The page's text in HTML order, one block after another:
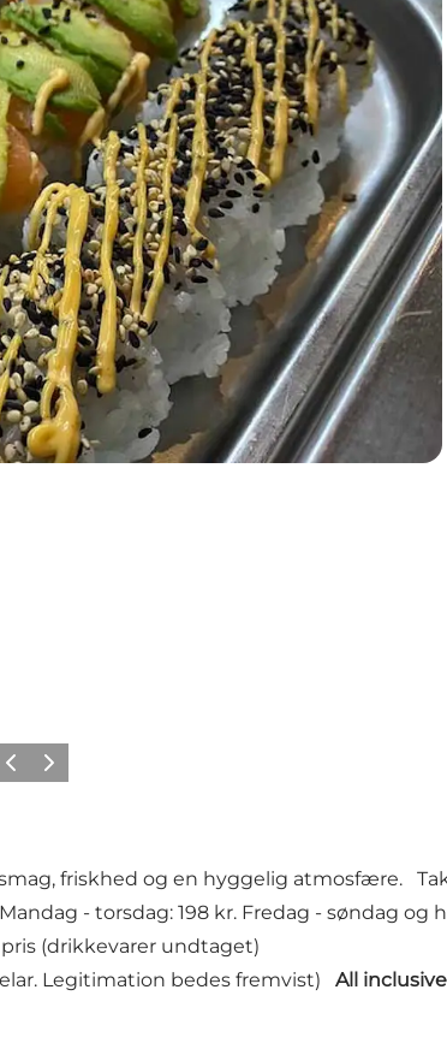
ForrigeNæste
friskhed og en hyggelig atmosfære.
Mandag - torsdag: 198 kr. Fredag - søndag og
(drikkevarer undtaget)
Legitimation bedes fremvist) All